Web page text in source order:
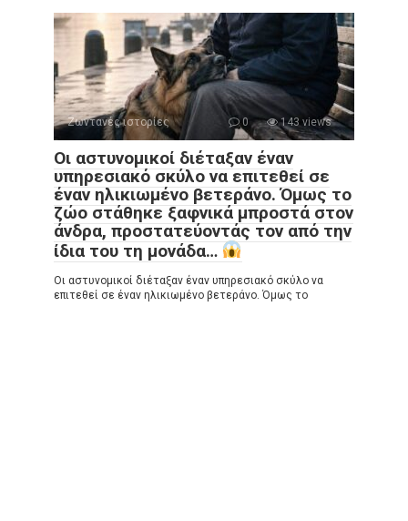
Ζωντανές ιστορίες 0 143 views
Οι αστυνομικοί διέταξαν έναν
υπηρεσιακό σκύλο να επιτεθεί σε
έναν ηλικιωμένο βετεράνο. Όμως το
ζώο στάθηκε ξαφνικά μπροστά στον
άνδρα, προστατεύοντάς τον από την
ίδια του τη μονάδα…
Οι αστυνομικοί διέταξαν έναν υπηρεσιακό σκύλο να
επιτεθεί σε έναν ηλικιωμένο βετεράνο. Όμως το